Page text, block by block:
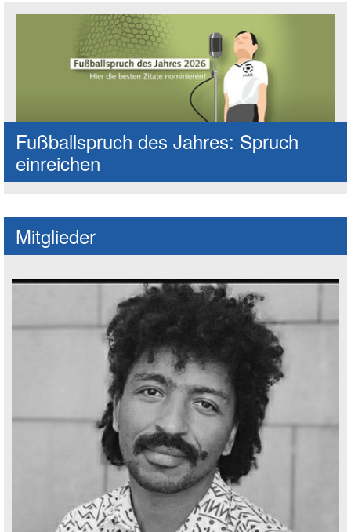
Fußballspruch des Jahres: Spruch
einreichen
Mitglieder